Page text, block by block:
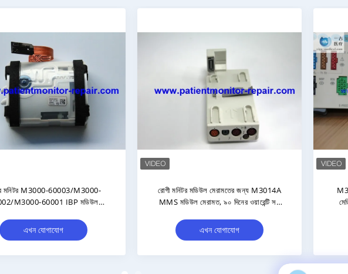
রোগী মনিটরের জন্য M3001A MMS মডিউল
মেইন বোর্ড চিপ লেভেল রিপেয়ার এবং ৯০ দিনের
এখন যোগাযোগ
রোগী মনিটর মডিউল M3000-60003 NIBP
পাম্প, ব্যবহৃত চমৎকার অবস্থায় ৯০ দিনের
এখন যোগাযোগ